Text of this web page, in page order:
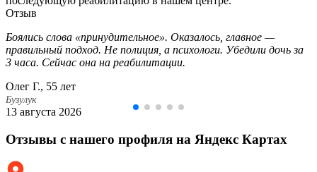
Отзыв
Боялись слова «принудительное». Оказалось, главное —
правильный подход. Не полиция, а психологи. Убедили дочь за
3 часа. Сейчас она на реабилитации.
Олег Г., 55 лет
Бузулук
13 августа 2026
Отзывы с нашего профиля на Яндекс Картах